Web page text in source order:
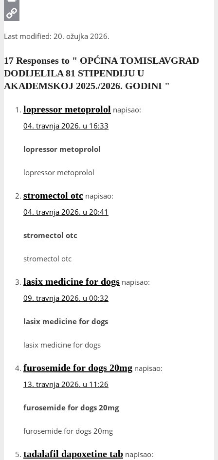
Print
Last modified: 20. ožujka 2026.
17 Responses to " OPĆINA TOMISLAVGRAD
DODIJELILA 81 STIPENDIJU U
AKADEMSKOJ 2025./2026. GODINI "
lopressor metoprolol napisao:
04. travnja 2026. u 16:33
lopressor metoprolol
lopressor metoprolol
stromectol otc napisao:
04. travnja 2026. u 20:41
stromectol otc
stromectol otc
lasix medicine for dogs napisao:
09. travnja 2026. u 00:32
lasix medicine for dogs
lasix medicine for dogs
furosemide for dogs 20mg napisao:
13. travnja 2026. u 11:26
furosemide for dogs 20mg
furosemide for dogs 20mg
tadalafil dapoxetine tab napisao: